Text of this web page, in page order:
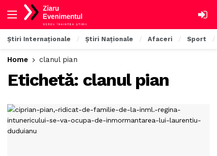
Știri Internaționale Știri Naționale Afaceri Sport
Home clanul pian
Etichetă: clanul pian